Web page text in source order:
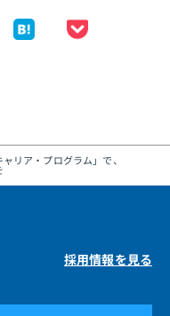
LINE はてなブックマ
リア・プログラム」で、
採用情報を見る